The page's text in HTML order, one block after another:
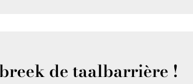
de taalbarrière !